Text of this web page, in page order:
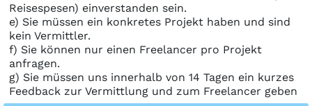
Reisespesen) einverstanden sein.
e) Sie müssen ein konkretes Projekt haben und sind
kein Vermittler.
f) Sie können nur einen Freelancer pro Projekt
anfragen.
g) Sie müssen uns innerhalb von 14 Tagen ein kurzes
Feedback zur Vermittlung und zum Freelancer geben